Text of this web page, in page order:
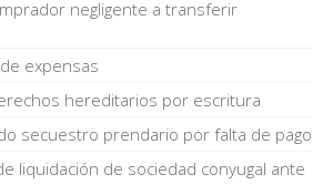
negligente a transferir
expensas
hereditarios por escritura
secuestro prendario por falta de pago
liquidación de sociedad conyugal ante